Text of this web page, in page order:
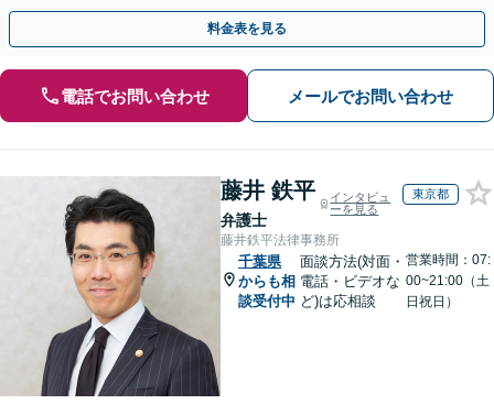
のみで解決も可能！
料金表を見る
電話でお問い合わせ メールでお問い合わせ
藤井 鉄平
弁護士
インタビュ
ーを見る
東京都
藤井鉄平法律事務所
千葉県
からも相
談受付中
面談方法(対面・
電話・ビデオな
ど)は応相談
営業時間：07:
00~21:00（土
日祝日）